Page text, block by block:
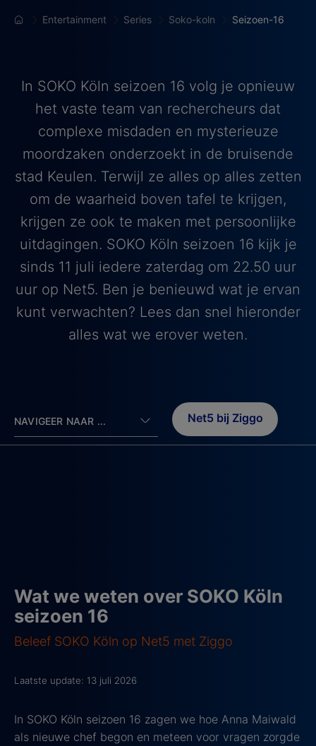
Entertainment Series Soko-koln Seizoen-16
In SOKO Köln seizoen 16 volg je opnieuw
het vaste team van rechercheurs dat
complexe misdaden en mysterieuze
moordzaken onderzoekt in de bruisende
stad Keulen. Terwijl ze alles op alles zetten
om de waarheid boven tafel te krijgen,
krijgen ze ook te maken met persoonlijke
uitdagingen. SOKO Köln seizoen 16 kijk je
sinds 11 juli iedere zaterdag om 22.50 uur
uur op Net5. Ben je benieuwd wat je ervan
kunt verwachten? Lees dan snel hieronder
alles wat we erover weten.
NAVIGEER NAAR ... Net5 bij Ziggo
Wat we weten over SOKO Köln
seizoen 16
Beleef SOKO Köln op Net5 met Ziggo
Laatste update: 13 juli 2026
In SOKO Köln seizoen 16 zagen we hoe Anna Maiwald
als nieuwe chef begon en meteen voor vragen zorgde